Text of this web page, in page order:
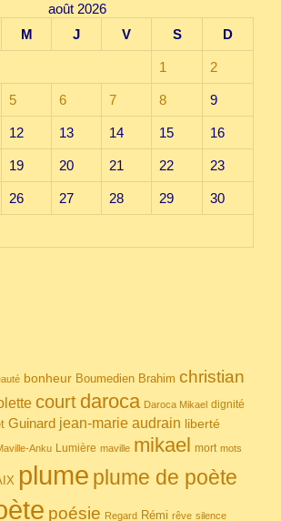
août 2026
M J V S D
1 2
5 6 7 8 9
12 13 14 15 16
19 20 21 22 23
26 27 28 29 30
bonheur Boumedien Brahim christian
court daroca Daroca Mikael dignité
Guinard jean-marie audrain liberté
Anku Lumière maville mikael mort mots
plume plume de poète
poésie Regard Rémi rêve silence